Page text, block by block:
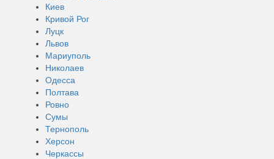
Киев
Кривой Рог
Луцк
Львов
Мариуполь
Николаев
Одесса
Полтава
Ровно
Сумы
Тернополь
Херсон
Черкассы